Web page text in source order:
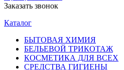
Заказать звонок
Каталог
БЫТОВАЯ ХИМИЯ
БЕЛЬЕВОЙ ТРИКОТАЖ
КОСМЕТИКА ДЛЯ ВСЕХ
СРЕДСТВА ГИГИЕНЫ